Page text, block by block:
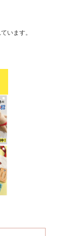
います。